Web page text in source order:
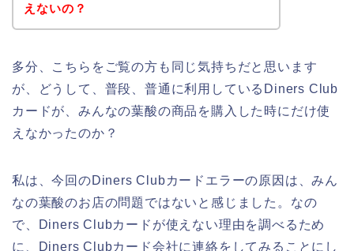
えないの？
多分、こちらをご覧の方も同じ気持ちだと思います
が、どうして、普段、普通に利用しているDiners Club
カードが、みんなの葉酸の商品を購入した時にだけ使
えなかったのか？
私は、今回のDiners Clubカードエラーの原因は、みん
なの葉酸のお店の問題ではないと感じました。なの
で、Diners Clubカードが使えない理由を調べるため
に、Diners Clubカード会社に連絡をしてみることにし